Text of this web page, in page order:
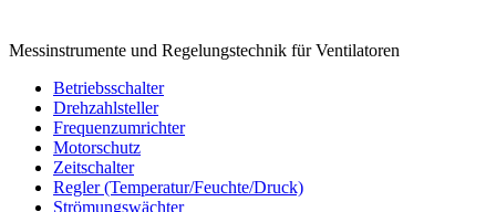
Messinstrumente und Regelungstechnik für Ventilatoren
Betriebsschalter
Drehzahlsteller
Frequenzumrichter
Motorschutz
Zeitschalter
Regler (Temperatur/Feuchte/Druck)
Strömungswächter